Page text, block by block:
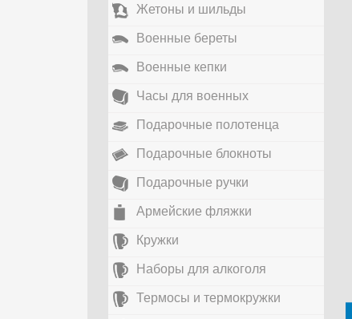
Жетоны и шильды
Военные береты
Военные кепки
Часы для военных
Подарочные полотенца
Подарочные блокноты
Подарочные ручки
Армейские фляжки
Кружки
Наборы для алкоголя
Термосы и термокружки